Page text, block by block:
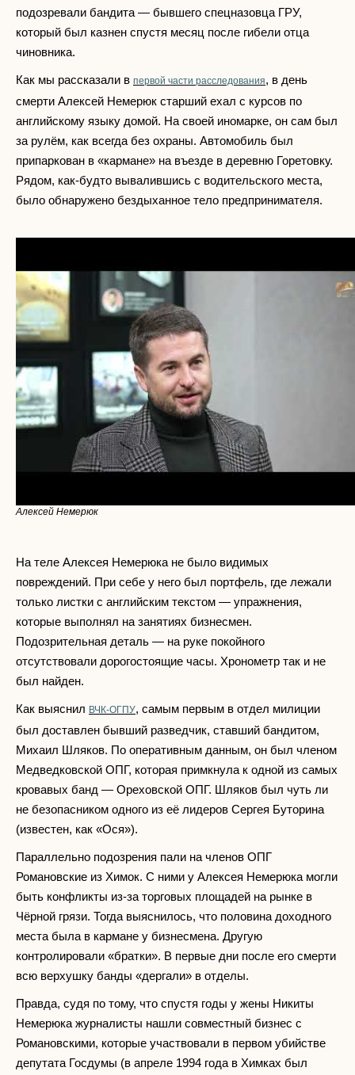
подозревали бандита — бывшего спецназовца ГРУ,
который был казнен спустя месяц после гибели отца
чиновника.
Как мы рассказали в первой части расследования, в день
смерти Алексей Немерюк старший ехал с курсов по
английскому языку домой. На своей иномарке, он сам был
за рулём, как всегда без охраны. Автомобиль был
припаркован в «кармане» на въезде в деревню Горетовку.
Рядом, как-будто вывалившись с водительского места,
было обнаружено бездыханное тело предпринимателя.
Алексей Немерюк
На теле Алексея Немерюка не было видимых
повреждений. При себе у него был портфель, где лежали
только листки с английским текстом — упражнения,
которые выполнял на занятиях бизнесмен.
Подозрительная деталь — на руке покойного
отсутствовали дорогостоящие часы. Хронометр так и не
был найден.
Как выяснил ВЧК-ОГПУ, самым первым в отдел милиции
был доставлен бывший разведчик, ставший бандитом,
Михаил Шляков. По оперативным данным, он был членом
Медведковской ОПГ, которая примкнула к одной из самых
кровавых банд — Ореховской ОПГ. Шляков был чуть ли
не безопасником одного из её лидеров Сергея Буторина
(известен, как «Ося»).
Параллельно подозрения пали на членов ОПГ
Романовские из Химок. С ними у Алексея Немерюка могли
быть конфликты из-за торговых площадей на рынке в
Чёрной грязи. Тогда выяснилось, что половина доходного
места была в кармане у бизнесмена. Другую
контролировали «братки». В первые дни после его смерти
всю верхушку банды «дергали» в отделы.
Правда, судя по тому, что спустя годы у жены Никиты
Немерюка журналисты нашли совместный бизнес с
Романовскими, которые участвовали в первом убийстве
депутата Госдумы (в апреле 1994 года в Химках был